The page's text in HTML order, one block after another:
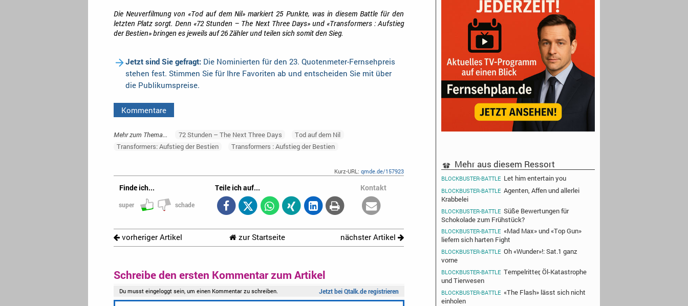
Die Neuverfilmung von «Tod auf dem Nil» markiert 25 Punkte, was in diesem Battle für den
letzten Platz sorgt. Denn «72 Stunden – The Next Three Days» und «Transformers : Aufstieg
der Bestien» bringen es jeweils auf 26 Zähler und teilen sich somit den Sieg.
Jetzt sind Sie gefragt:Die Nominierten für den 23. Quotenmeter-Fernsehpreis
stehen fest. Stimmen Sie für Ihre Favoriten ab und entscheiden Sie mit über
die Publikumspreise.
Kommentare
Mehr zum Thema... 72 Stunden – The Next Three Days
Tod auf dem Nil
Transformers: Aufstieg der Bestien
Transformers : Aufstieg der Bestien
Kurz-URL:qmde.de/157923
Finde ich...
super schade
Teile ich auf... Kontakt
vorheriger Artikel zur Startseite nächster Artikel
Schreibe den ersten Kommentar zum Artikel
Mehr aus diesem Ressort
BLOCKBUSTER-BATTLE Let him entertain you
BLOCKBUSTER-BATTLE Agenten, Affen und allerlei
Krabbelei
BLOCKBUSTER-BATTLE Süße Bewertungen für
Schokolade zum Frühstück?
BLOCKBUSTER-BATTLE «Mad Max» und «Top Gun»
liefern sich harten Fight
BLOCKBUSTER-BATTLE Oh «Wunder»!: Sat.1 ganz
vorne
BLOCKBUSTER-BATTLE Tempelritter, Öl-Katastrophe
und Tierwesen
BLOCKBUSTER-BATTLE «The Flash» lässt sich nicht
einholen